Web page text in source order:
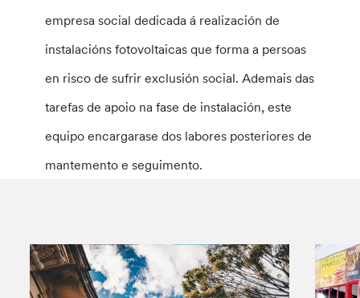
empresa social dedicada á realización de
instalacións fotovoltaicas que forma a persoas
en risco de sufrir exclusión social. Ademais das
tarefas de apoio na fase de instalación, este
equipo encargarase dos labores posteriores de
mantemento e seguimento.